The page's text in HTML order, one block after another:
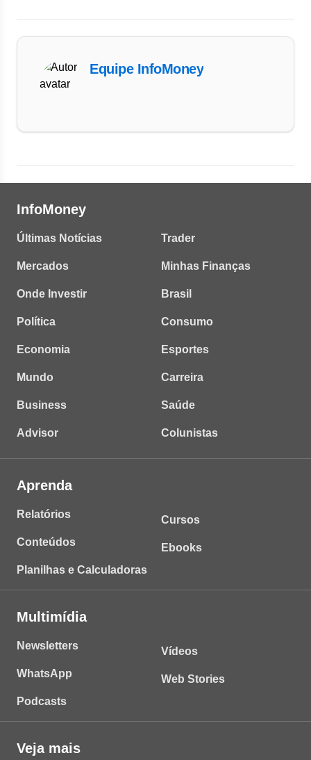
Equipe InfoMoney
InfoMoney
Últimas Notícias
Mercados
Onde Investir
Política
Economia
Mundo
Business
Advisor
Trader
Minhas Finanças
Brasil
Consumo
Esportes
Carreira
Saúde
Colunistas
Aprenda
Relatórios
Conteúdos
Planilhas e Calculadoras
Cursos
Ebooks
Multimídia
Newsletters
WhatsApp
Podcasts
Vídeos
Web Stories
Veja mais